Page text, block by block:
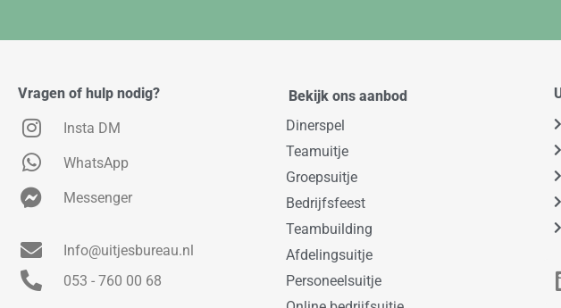
Vragen of hulp nodig?
Insta DM
WhatsApp
Messenger
Info@uitjesbureau.nl
053 - 760 00 68
Bekijk ons aanbod
Dinerspel
Teamuitje
Groepsuitje
Bedrijfsfeest
Teambuilding
Afdelingsuitje
Personeelsuitje